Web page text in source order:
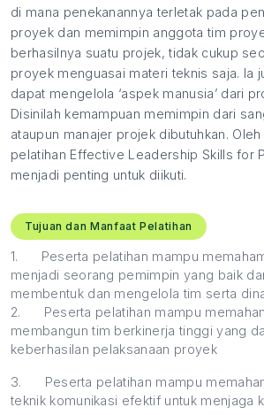
di mana penekanannya terletak pada
proyek dan memimpin anggota tim
berhasilnya suatu projek, tidak cukup
proyek menguasai materi teknis saja. Ia
dapat mengelola ‘aspek manusia’ dari
Disinilah kemampuan memimpin dari
ataupun manajer projek dibutuhkan. Oleh
pelatihan Effective Leadership Skills for
menjadi penting untuk diikuti.
Tujuan dan Manfaat Pelatihan
1.
Peserta pelatihan mampu
menjadi seorang pemimpin yang baik
membentuk dan mengelola tim serta
2.
Peserta pelatihan mampu
membangun tim berkinerja tinggi yang
keberhasilan pelaksanaan proyek
3.
Peserta pelatihan mampu
teknik komunikasi efektif untuk menjaga